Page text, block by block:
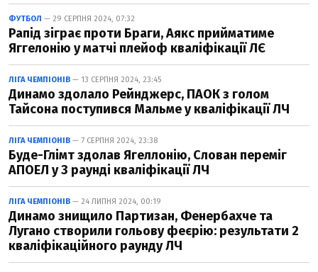
ФУТБОЛ — 29 СЕРПНЯ 2024, 07:32
Рапід зіграє проти Браги, Аякс прийматиме
Яггелонію у матчі плейоф кваліфікації ЛЄ
ЛІГА ЧЕМПІОНІВ — 13 СЕРПНЯ 2024, 23:45
Динамо здолало Рейнджерс, ПАОК з голом
Тайсона поступився Мальме у кваліфікації ЛЧ
ЛІГА ЧЕМПІОНІВ — 7 СЕРПНЯ 2024, 23:38
Буде-Глімт здолав Ягеллонію, Слован переміг
АПОЕЛ у 3 раунді кваліфікації ЛЧ
ЛІГА ЧЕМПІОНІВ — 24 ЛИПНЯ 2024, 00:19
Динамо знищило Партизан, Фенербахче та
Лугано створили гольову феєрію: результати 2
кваліфікаційного раунду ЛЧ